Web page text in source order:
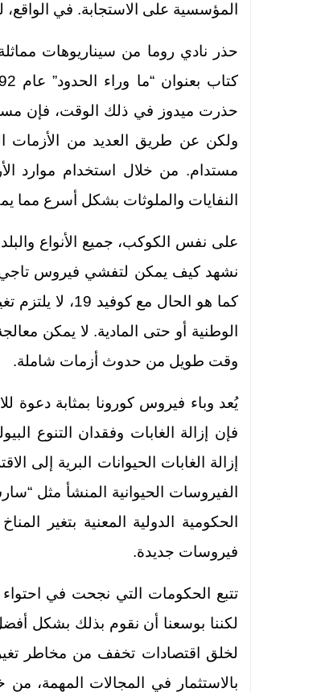
المؤسسية على الاستجابة. في
حذرت ميدوز في ذلك الوقت، فإن
ولكن عن طريق العديد من الأزمات
مستدام. من خلال استخدام موارد
النفايات والملوثات بشكل أسرع مما
على نفس الكوكب، جميع الأنواع
نشهد كيف يمكن لتفشي فيروس تاجي
كما هو الحال مع
الوطنية أو حتى المادية. لا يمكن
وقت طويل من حدوث أزمات شاملة.
يُعد وباء فيروس كورونا بمثابة
فإن إزالة الغابات وفقدان التنوع
إزالة الغابات الحيوانات البرية إلى
الحكومية الدولية المعنية بتغير
فيروسات جديدة.
تتبع الحكومات التي نجحت في احتواء
لكننا بوسعنا أن نقوم بذلك بشكل
لخلق اقتصادات تخفف من مخاطر تغير
بالاستثمار في المجالات المهمة،